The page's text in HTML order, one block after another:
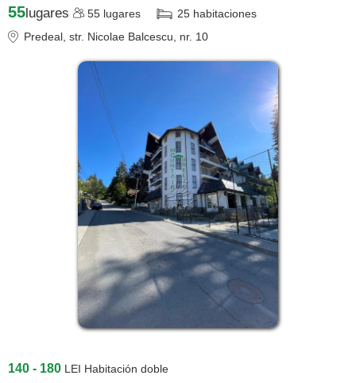
55lugares 55 lugares 25 habitaciones
Predeal , str. Nicolae Balcescu, nr. 10
140 - 180 LEI Habitación doble
termeni și condiții
contact
Mostrar todas las